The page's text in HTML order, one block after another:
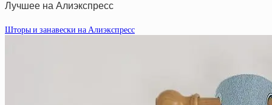
Лучшее на Алиэкспресс
Шторы и занавески на Алиэкспресс